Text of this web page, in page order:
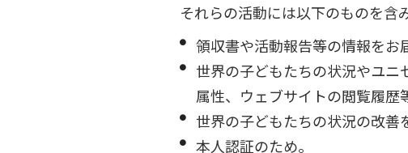
それらの活動には以下のものを含
領収書や活動報告等の情報をお
世界の子どもたちの状況やユニ
属性、ウェブサイトの閲覧履歴
世界の子どもたちの状況の改善
本人認証のため。